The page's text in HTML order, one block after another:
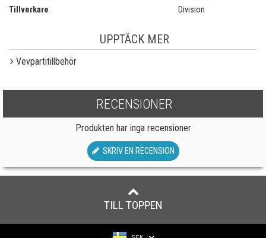
Tillverkare Division
UPPTÄCK MER
Vevpartitillbehör
RECENSIONER
Produkten har inga recensioner
SKRIV EN RECENSION
TILL TOPPEN